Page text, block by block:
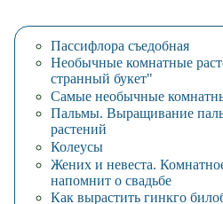
Пассифлора съедобная
Необычные комнатные
странный букет"
Самые необычные
Пальмы. Выращивание
растений
Колеусы
Жених и невеста.
напомнит о свадьбе
Как вырастить гинкго